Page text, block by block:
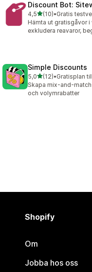
Discount Bot:
4,5av 5 stjärnor
(10)
10 recensioner totalt
•Gratis
Hämta ut gratisgåvor i
exkludera reavaror,
Simple Discounts
5,0av 5 stjärnor
(12)
12 recensioner totalt
•Gratisplan
Skapa mix-and-
och volymrabatter
Shopify
Om
Jobba hos oss